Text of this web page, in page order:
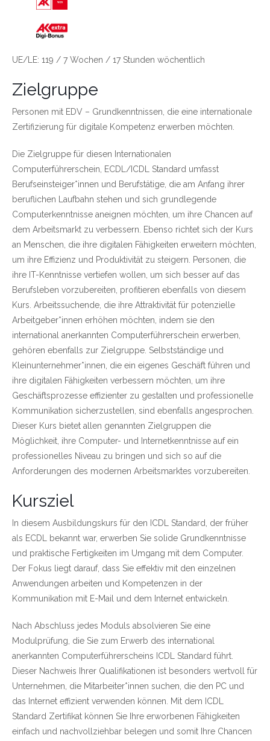
UE/LE: 119 / 7 Wochen / 17 Stunden wöchentlich
Zielgruppe
Personen mit EDV – Grundkenntnissen, die eine internationale
Zertifizierung für digitale Kompetenz erwerben möchten.
Die Zielgruppe für diesen Internationalen
Computerführerschein, ECDL/ICDL Standard umfasst
Berufseinsteiger*innen und Berufstätige, die am Anfang ihrer
beruflichen Laufbahn stehen und sich grundlegende
Computerkenntnisse aneignen möchten, um ihre Chancen auf
dem Arbeitsmarkt zu verbessern. Ebenso richtet sich der Kurs
an Menschen, die ihre digitalen Fähigkeiten erweitern möchten,
um ihre Effizienz und Produktivität zu steigern. Personen, die
ihre IT-Kenntnisse vertiefen wollen, um sich besser auf das
Berufsleben vorzubereiten, profitieren ebenfalls von diesem
Kurs. Arbeitssuchende, die ihre Attraktivität für potenzielle
Arbeitgeber*innen erhöhen möchten, indem sie den
international anerkannten Computerführerschein erwerben,
gehören ebenfalls zur Zielgruppe. Selbstständige und
Kleinunternehmer*innen, die ein eigenes Geschäft führen und
ihre digitalen Fähigkeiten verbessern möchten, um ihre
Geschäftsprozesse effizienter zu gestalten und professionelle
Kommunikation sicherzustellen, sind ebenfalls angesprochen.
Dieser Kurs bietet allen genannten Zielgruppen die
Möglichkeit, ihre Computer- und Internetkenntnisse auf ein
professionelles Niveau zu bringen und sich so auf die
Anforderungen des modernen Arbeitsmarktes vorzubereiten.
Kursziel
In diesem Ausbildungskurs für den ICDL Standard, der früher
als ECDL bekannt war, erwerben Sie solide Grundkenntnisse
und praktische Fertigkeiten im Umgang mit dem Computer.
Der Fokus liegt darauf, dass Sie effektiv mit den einzelnen
Anwendungen arbeiten und Kompetenzen in der
Kommunikation mit E-Mail und dem Internet entwickeln.
Nach Abschluss jedes Moduls absolvieren Sie eine
Modulprüfung, die Sie zum Erwerb des international
anerkannten Computerführerscheins ICDL Standard führt.
Dieser Nachweis Ihrer Qualifikationen ist besonders wertvoll für
Unternehmen, die Mitarbeiter*innen suchen, die den PC und
das Internet effizient verwenden können. Mit dem ICDL
Standard Zertifikat können Sie Ihre erworbenen Fähigkeiten
einfach und nachvollziehbar belegen und somit Ihre Chancen